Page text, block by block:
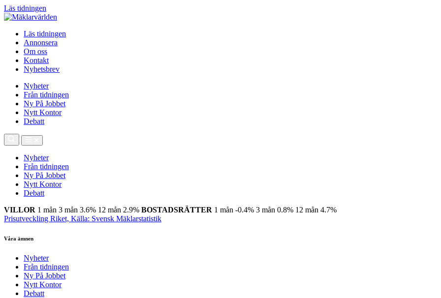
Läs tidningen
Läs tidningen
Annonsera
Om oss
Kontakt
Nyhetsbrev
Nyheter
Från tidningen
Ny På Jobbet
Nytt Kontor
Debatt
Nyheter
Från tidningen
Ny På Jobbet
Nytt Kontor
Debatt
VILLOR 1 mån 3 mån 3.6% 12 mån 2.9% BOSTADSRÄTTER 1 mån -0.4% 3 mån 0.8% 12 mån 4.7%
Prisutveckling Riket, Källa: Svensk Mäklarstatistik
Våra ämnen
Nyheter
Från tidningen
Ny På Jobbet
Nytt Kontor
Debatt